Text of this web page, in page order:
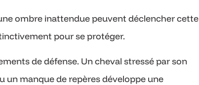
ombre inattendue peuvent déclencher cette
pour se protéger.
de défense. Un cheval stressé par son
manque de repères développe une